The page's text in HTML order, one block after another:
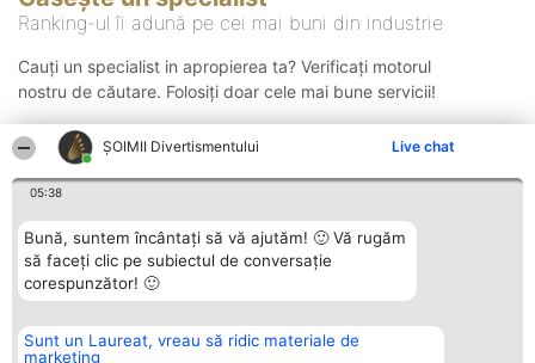
ŞOIMII Divertismentului Live chat
05:38
Bună, suntem încântați să vă ajutăm! 🙂 Vă rugăm
să faceți clic pe subiectul de conversație
corespunzător! 🙂
Sunt un Laureat, vreau să ridic materiale de
marketing
Ranking-ul îi adună pe cei mai buni din industrie
Cauți un specialist in apropierea ta? Verificați motorul
nostru de căutare. Folosiți doar cele mai bune servicii!
Organizator Ranking
BRIGHT SOLUTIONS BR SRL
Plebiscyt Contact